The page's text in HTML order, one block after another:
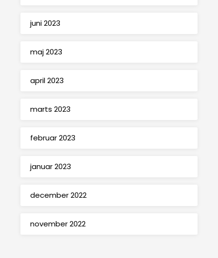
juni 2023
maj 2023
april 2023
marts 2023
februar 2023
januar 2023
december 2022
november 2022